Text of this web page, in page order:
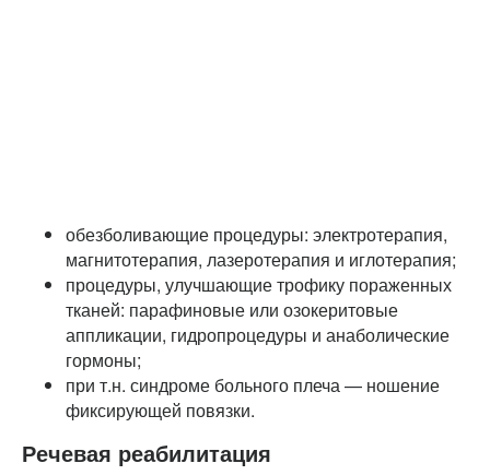
обезболивающие процедуры: электротерапия,
магнитотерапия, лазеротерапия и иглотерапия;
процедуры, улучшающие трофику пораженных
тканей: парафиновые или озокеритовые
аппликации, гидропроцедуры и анаболические
гормоны;
при т.н. синдроме больного плеча — ношение
фиксирующей повязки.
Речевая реабилитация